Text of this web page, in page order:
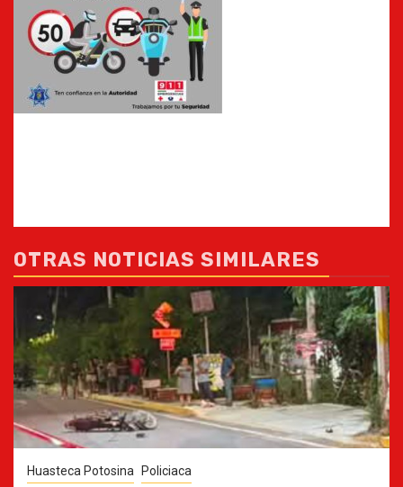
OTRAS NOTICIAS SIMILARES
Huasteca Potosina Policiaca